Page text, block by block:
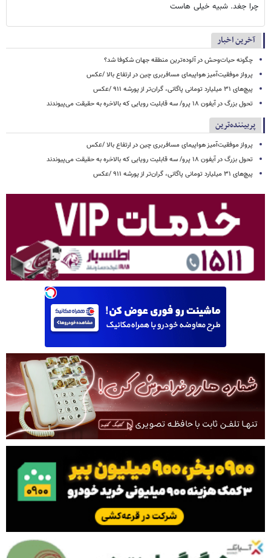
چرا جغد. شبیه خیلی هاست
آخرین اخبار
چگونه حیات‌وحش در آلوده‌ترین منطقه جهان شکوفا شد؟
پرواز موفقیت‌آمیز هواپیمای مسافربری چین در ارتفاع بالا /عکس
پیچ‌های ۳۱ میلیارد تومانی پاگانی، گران‌تر از پورشه ۹۱۱ /عکس
تحول بزرگ در آیفون ۱۸ پرو/ سه قابلیت رویایی که بالاخره به حقیقت می‌پیوندند
پربیننده‌ترین
پرواز موفقیت‌آمیز هواپیمای مسافربری چین در ارتفاع بالا /عکس
تحول بزرگ در آیفون ۱۸ پرو/ سه قابلیت رویایی که بالاخره به حقیقت می‌پیوندند
پیچ‌های ۳۱ میلیارد تومانی پاگانی، گران‌تر از پورشه ۹۱۱ /عکس